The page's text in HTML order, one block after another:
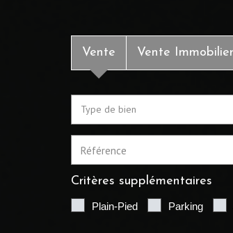
Vente Vente
Type de bien
Critères supplémentaires
Plain-Pied Parking